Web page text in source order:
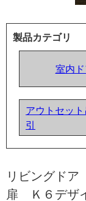
製品カテゴリ
室内
アウトセッ
引
リビングド
扉 Ｋ６デザ